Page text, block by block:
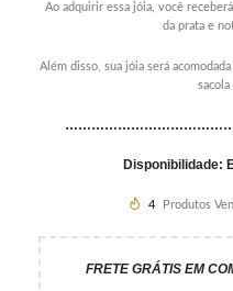
Ao adquirir essa jóia, você
da prata e
Além disso, sua jóia será
sacola
Disponibilidade:
4 Produtos
FRETE GRÁTIS EM